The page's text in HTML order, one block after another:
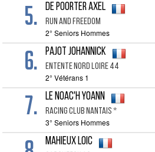
5. DE POORTER Axel
Run And Freedom
2° Seniors Hommes
6. PAJOT Johannick
Entente Nord Loire 44
2° Vétérans 1
7. LE NOAC'H Yoann
Racing Club Nantais *
3° Seniors Hommes
MAHIEUX Loic